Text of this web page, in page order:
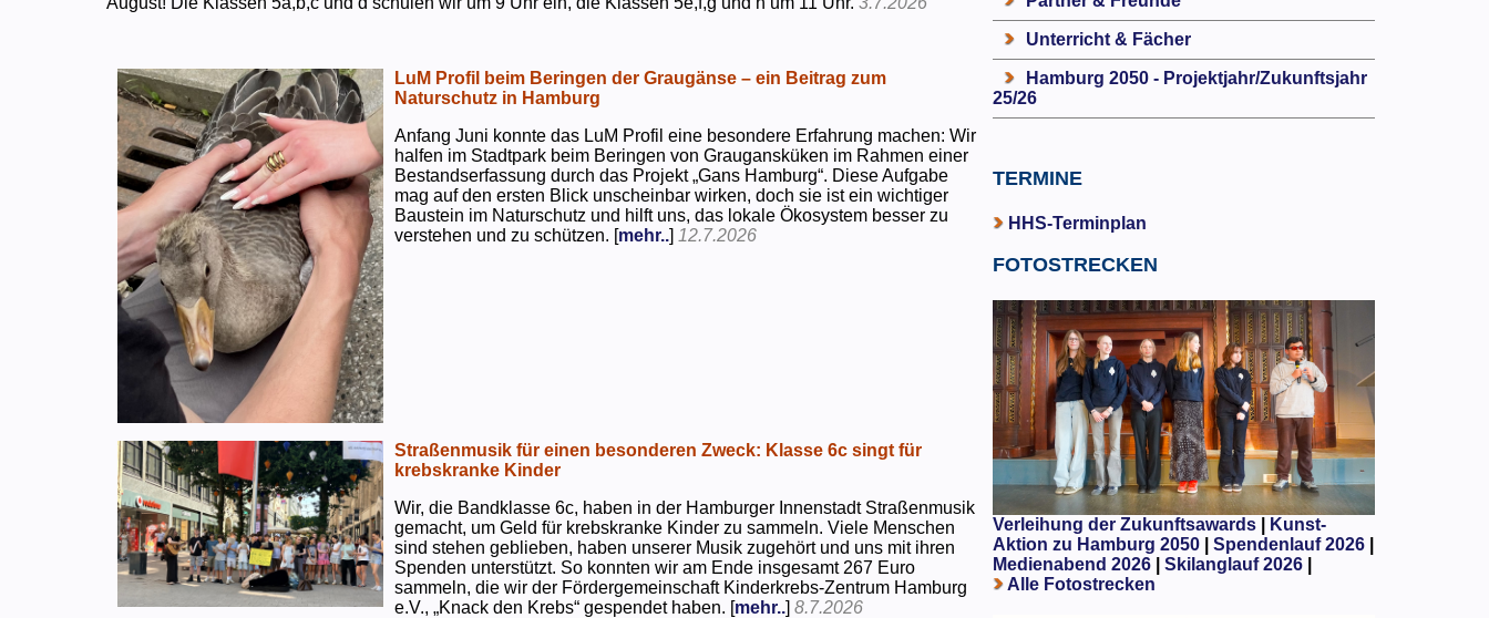
LuM Profil beim Beringen der Graugänse – ein Beitrag zum
Naturschutz in Hamburg
Anfang Juni konnte das LuM Profil eine besondere Erfahrung machen: Wir
halfen im Stadtpark beim Beringen von Graugansküken im Rahmen einer
Bestandserfassung durch das Projekt „Gans Hamburg“. Diese Aufgabe
mag auf den ersten Blick unscheinbar wirken, doch sie ist ein wichtiger
Baustein im Naturschutz und hilft uns, das lokale Ökosystem besser zu
verstehen und zu schützen. [mehr..] 12.7.2026
Straßenmusik für einen besonderen Zweck: Klasse 6c singt für
krebskranke Kinder
Wir, die Bandklasse 6c, haben in der Hamburger Innenstadt Straßenmusik
gemacht, um Geld für krebskranke Kinder zu sammeln. Viele Menschen
sind stehen geblieben, haben unserer Musik zugehört und uns mit ihren
Spenden unterstützt. So konnten wir am Ende insgesamt 267 Euro
sammeln, die wir der Fördergemeinschaft Kinderkrebs-Zentrum Hamburg
e.V., „Knack den Krebs“ gespendet haben. [mehr..]8.7.2026
Unterricht & Fächer
Hamburg 2050 - Projektjahr/Zukunftsjahr
25/26
TERMINE
HHS-Terminplan
FOTOSTRECKEN
Verleihung der Zukunftsawards|
Kunst-
Aktion zu Hamburg 2050
Spendenlauf 2026|
Medienabend 2026| Skilanglauf 2026|
Alle Fotostrecken